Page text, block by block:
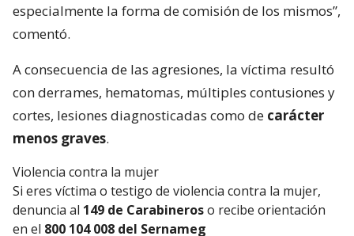
especialmente la forma de comisión de los mismos”,
comentó.
A consecuencia de las agresiones, la víctima resultó
con derrames, hematomas, múltiples contusiones y
cortes, lesiones diagnosticadas como de carácter
menos graves.
Violencia contra la mujer
Si eres víctima o testigo de violencia contra la mujer,
denuncia al 149 de Carabineroso recibe orientación
en el 800 104 008 del Sernameg